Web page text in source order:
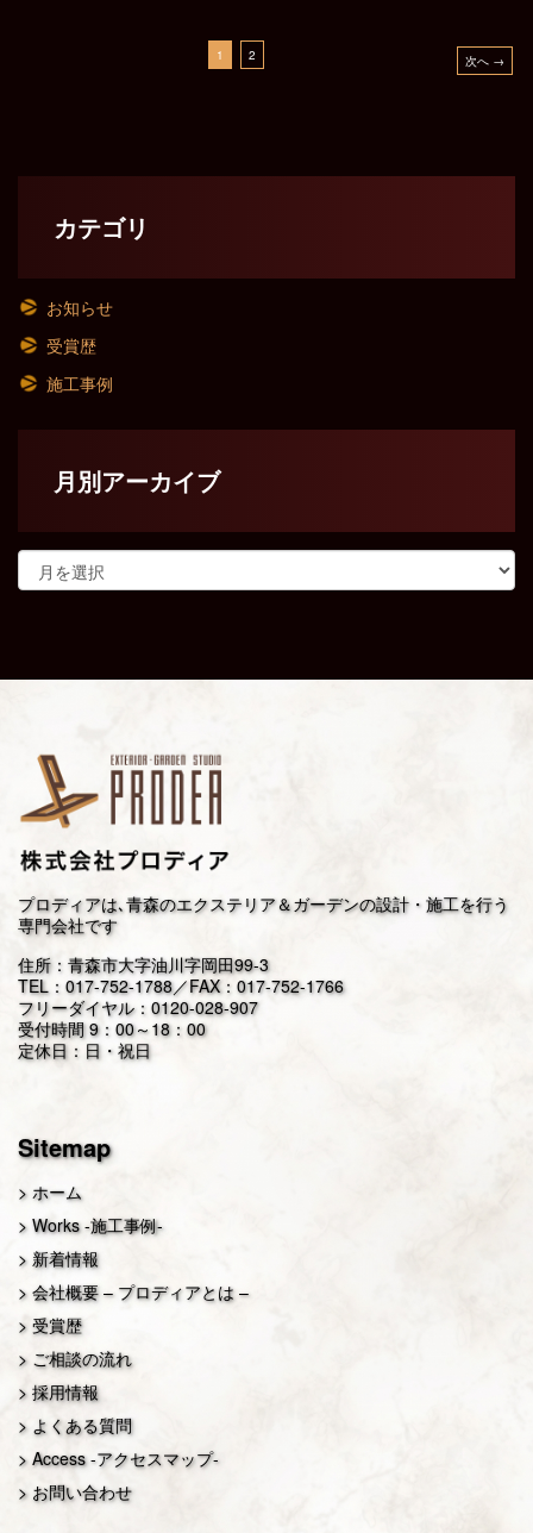
1 2 次へ →
カテゴリ
お知らせ
受賞歴
施工事例
月別アーカイブ
プロディアは､青森のエクステリア＆ガーデンの設計・施工を行う
専門会社です
住所：青森市大字油川字岡田99-3
TEL： 017-752-1788／FAX：017-752-1766
フリーダイヤル： 0120-028-907
受付時間 9：00～18：00
定休日：日・祝日
Sitemap
ホーム
Works -施工事例-
新着情報
会社概要 – プロディアとは –
受賞歴
ご相談の流れ
採用情報
よくある質問
Access -アクセスマップ-
お問い合わせ